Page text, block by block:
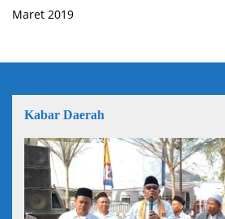
Maret 2019
Kabar Daerah